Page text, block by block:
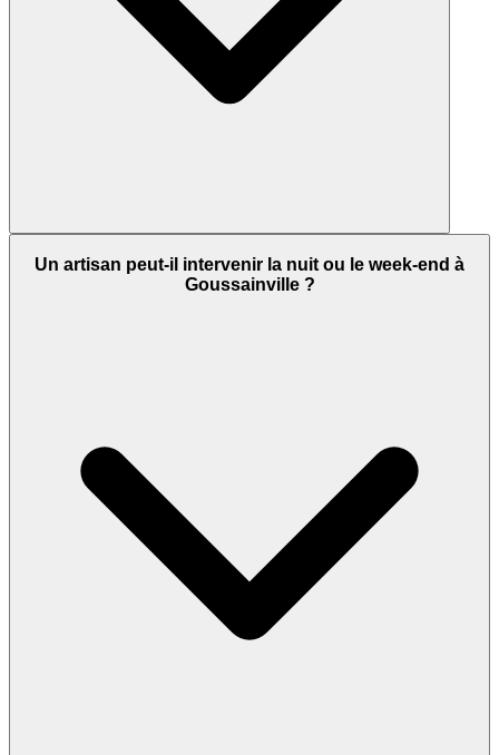
Un artisan peut-il intervenir la nuit ou le week-end à
Goussainville ?